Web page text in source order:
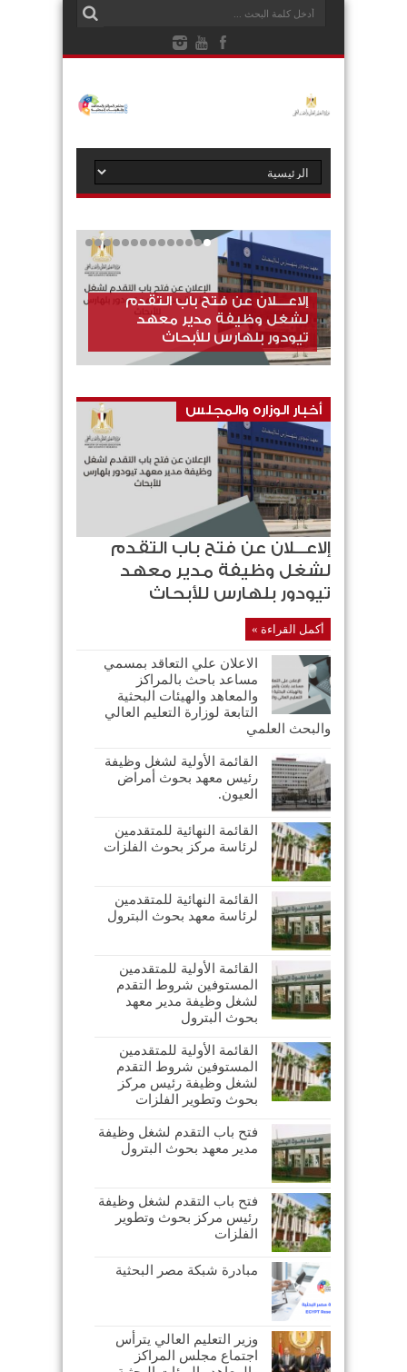
إلاعـــلان عن فتح باب التقدم
لشغل وظيفة مدير معهد
تيودور بلهارس للأبحاث
الاعلان علي التعاقد بمسمي
مساعد باحث بالمراكز والمعاهد
والهيئات البحثية التابعة لوزارة
التعليم العالي والبحث العلمي
أخبار الوزاره والمجلس
إلاعـــلان عن فتح باب التقدم
لشغل وظيفة مدير معهد
تيودور بلهارس للأبحاث
أكمل القراءة »
الاعلان علي التعاقد بمسمي
مساعد باحث بالمراكز
والمعاهد والهيئات البحثية
التابعة لوزارة التعليم العالي
والبحث العلمي
القائمة الأولية لشغل وظيفة
رئيس معهد بحوث أمراض
العيون.
القائمة النهائية للمتقدمين
لرئاسة مركز بحوث الفلزات
القائمة النهائية للمتقدمين
لرئاسة معهد بحوث البترول
القائمة الأولية للمتقدمين
المستوفين شروط التقدم
لشغل وظيفة مدير معهد
بحوث البترول
القائمة الأولية للمتقدمين
المستوفين شروط التقدم
لشغل وظيفة رئيس مركز
بحوث وتطوير الفلزات
فتح باب التقدم لشغل وظيفة
مدير معهد بحوث البترول
فتح باب التقدم لشغل وظيفة
رئيس مركز بحوث وتطوير
الفلزات
مبادرة شبكة مصر البحثية
وزير التعليم العالي يترأس
اجتماع مجلس المراكز